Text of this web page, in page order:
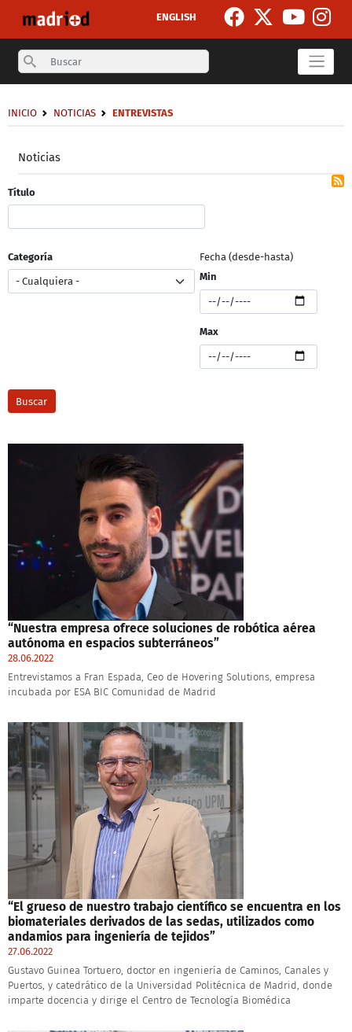
ENGLISH
Search
Noticias
Sobrescribir enlaces de ayuda a la navegación
INICIO NOTICIAS ENTREVISTAS
Título
Categoría
Fecha (desde-hasta)
Min
Max
“Nuestra empresa ofrece soluciones de robótica aérea
autónoma en espacios subterráneos”
28.06.2022
Entrevistamos a Fran Espada, Ceo de Hovering Solutions, empresa
incubada por ESA BIC Comunidad de Madrid
“El grueso de nuestro trabajo científico se encuentra en los
biomateriales derivados de las sedas, utilizados como
andamios para ingeniería de tejidos”
27.06.2022
Gustavo Guinea Tortuero, doctor en ingeniería de Caminos, Canales y
Puertos, y catedrático de la Universidad Politécnica de Madrid, donde
imparte docencia y dirige el Centro de Tecnología Biomédica